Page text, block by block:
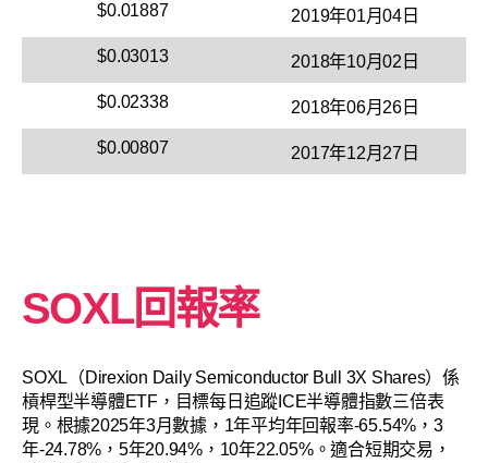
$0.01887 2019年01月04日
$0.03013 2018年10月02日
$0.02338 2018年06月26日
$0.00807 2017年12月27日
SOXL回報率
SOXL（Direxion Daily Semiconductor Bull 3X Shares）係
槓桿型半導體ETF，目標每日追蹤ICE半導體指數三倍表
現。根據2025年3月數據，1年平均年回報率-65.54%，3
年-24.78%，5年20.94%，10年22.05%。適合短期交易，